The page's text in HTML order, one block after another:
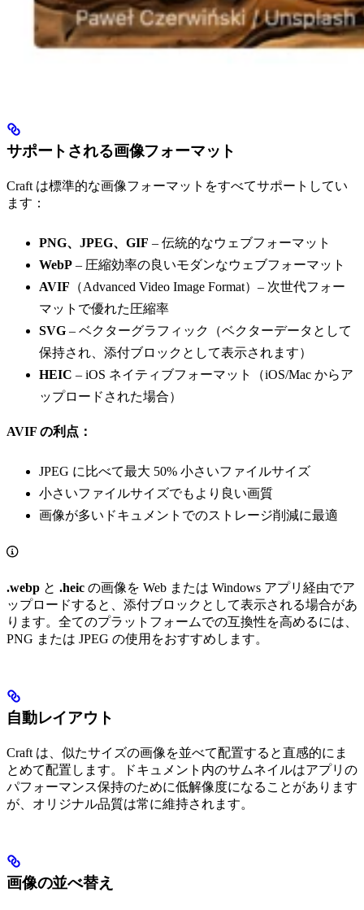
サポートされる画像フォーマット
Craft は標準的な画像フォーマットをすべてサポートしてい
ます：
PNG、JPEG、GIF – 伝統的なウェブフォーマット
WebP – 圧縮効率の良いモダンなウェブフォーマット
AVIF （Advanced Video Image Format）– 次世代フォー
マットで優れた圧縮率
SVG – ベクターグラフィック（ベクターデータとして
保持され、添付ブロックとして表示されます）
HEIC – iOS ネイティブフォーマット（iOS/Mac からア
ップロードされた場合）
AVIF の利点：
JPEG に比べて最大 50% 小さいファイルサイズ
小さいファイルサイズでもより良い画質
画像が多いドキュメントでのストレージ削減に最適
.webp と .heic の画像を Web または Windows アプリ経由でア
ップロードすると、添付ブロックとして表示される場合があ
ります。全てのプラットフォームでの互換性を高めるには、
PNG または JPEG の使用をおすすめします。
自動レイアウト
Craft は、似たサイズの画像を並べて配置すると直感的にま
とめて配置します。ドキュメント内のサムネイルはアプリの
パフォーマンス保持のために低解像度になることがあります
が、オリジナル品質は常に維持されます。
画像の並べ替え